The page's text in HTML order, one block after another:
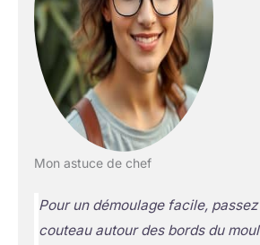
Mon astuce de chef
Pour un démoulage facile, passez
couteau autour des bords du